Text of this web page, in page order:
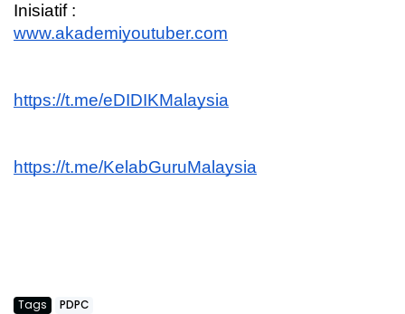
Inisiatif :
www.akademiyoutuber.com
https://t.me/eDIDIKMalaysia
https://t.me/KelabGuruMalaysia
Tags PDPC